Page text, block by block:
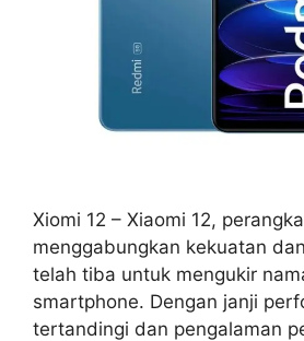
Xiomi 12 – Xiaomi 12,
menggabungkan kekuatan
telah tiba untuk mengukir
smartphone. Dengan janji
tertandingi dan pengalaman